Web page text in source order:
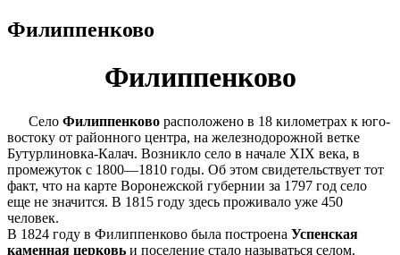
Филиппенково
Филиппенково
Село Филиппенково расположено в 18 километрах к юго-
востоку от районного центра, на железнодорожной ветке
Бутурлиновка-Калач. Возникло село в начале XIX века, в
промежуток с 1800—1810 годы. Об этом свидетельствует тот
факт, что на карте Воронежской губернии за 1797 год село
еще не значится. В 1815 году здесь проживало уже 450
человек.
В 1824 году в Филиппенково была построена Успенская
каменная церковь и поселение стало называться селом.